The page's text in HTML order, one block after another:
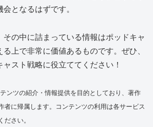
となるはずです。
その中に詰まっている情報はポッドキャ
る上で非常に価値あるものです。ぜひ、
スト戦略に役立ててください！
ンツの紹介・情報提供を目的としており、著作
者に帰属します。コンテンツの利用は各サービス
ださい。